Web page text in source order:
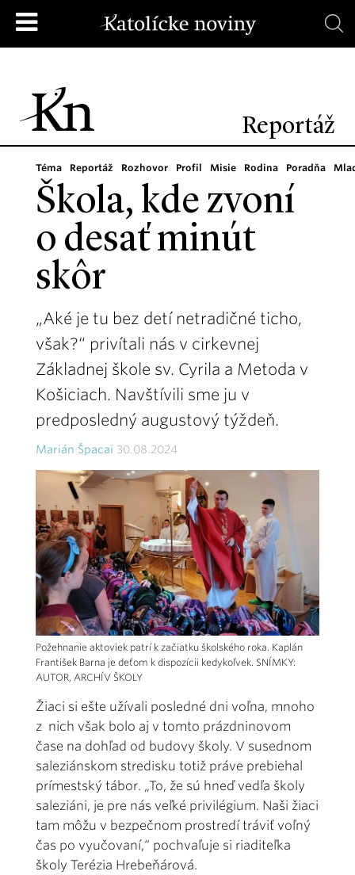
Reportáž
Téma Reportáž Rozhovor Profil Misie Rodina Poradňa
Škola, kde zvoní
o desať minút
skôr
„Aké je tu bez detí netradičné ticho,
však?“ privítali nás v cirkevnej
Základnej škole sv. Cyrila a Metoda v
Košiciach. Navštívili sme ju v
predposledný augustový týždeň.
Marián Špacai 30.08.2024
Požehnanie aktoviek patrí k začiatku školského roka. Kaplán
František Barna je deťom k dispozícii kedykoľvek. SNÍMKY:
AUTOR, ARCHÍV ŠKOLY
Žiaci si ešte užívali posledné dni voľna, mnoho
z nich však bolo aj v tomto prázdninovom
čase na dohľad od budovy školy. V susednom
saleziánskom stredisku totiž práve prebiehal
prímestský tábor. „To, že sú hneď vedľa školy
saleziáni, je pre nás veľké privilégium. Naši žiaci
tam môžu v bezpečnom prostredí tráviť voľný
čas po vyučovaní,“ pochvaľuje si riaditeľka
školy Terézia Hrebeňárová.